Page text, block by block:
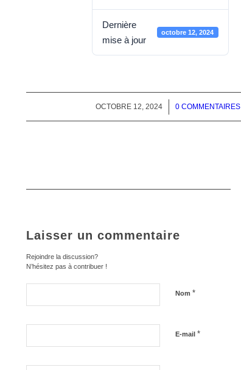
Dernière
mise à jour
octobre 12, 2024
OCTOBRE 12, 2024
/ 0 COMMENTAIRES
/
Laisser un commentaire
Rejoindre la discussion?
N’hésitez pas à contribuer !
Nom *
E-mail *